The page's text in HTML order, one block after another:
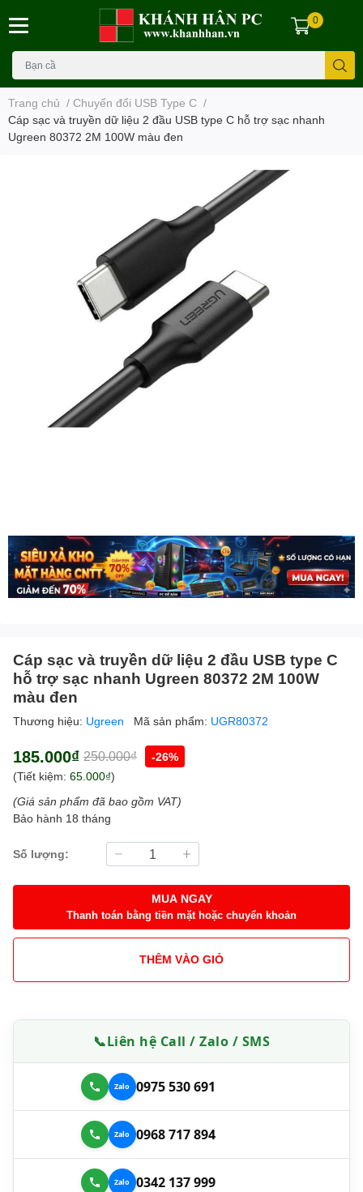
0
Trang chủ / Chuyển đổi USB Type C /
Cáp sạc và truyền dữ liệu 2 đầu USB type C hỗ trợ sạc nhanh
Ugreen 80372 2M 100W màu đen
Cáp sạc và truyền dữ liệu 2 đầu USB type C
hỗ trợ sạc nhanh Ugreen 80372 2M 100W
màu đen
Thương hiệu: Ugreen Mã sản phẩm: UGR80372
185.000₫ 250.000₫
-26%
(Tiết kiệm: 65.000₫)
(Giá sản phẩm đã bao gồm VAT)
Bảo hành 18 tháng
Số lượng:
MUA NGAY
Thanh toán bằng tiền mặt hoặc chuyển khoản
THÊM VÀO GIỎ
📞Liên hệ Call / Zalo / SMS
0975 530 691
0968 717 894
0342 137 999